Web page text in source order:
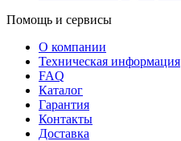
Помощь и сервисы
О компании
Техническая информация
FAQ
Каталог
Гарантия
Контакты
Доставка